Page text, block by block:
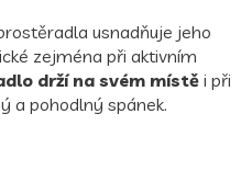
usnadňuje jeho
zejména při aktivním
drží na svém místě i při
a pohodlný spánek.